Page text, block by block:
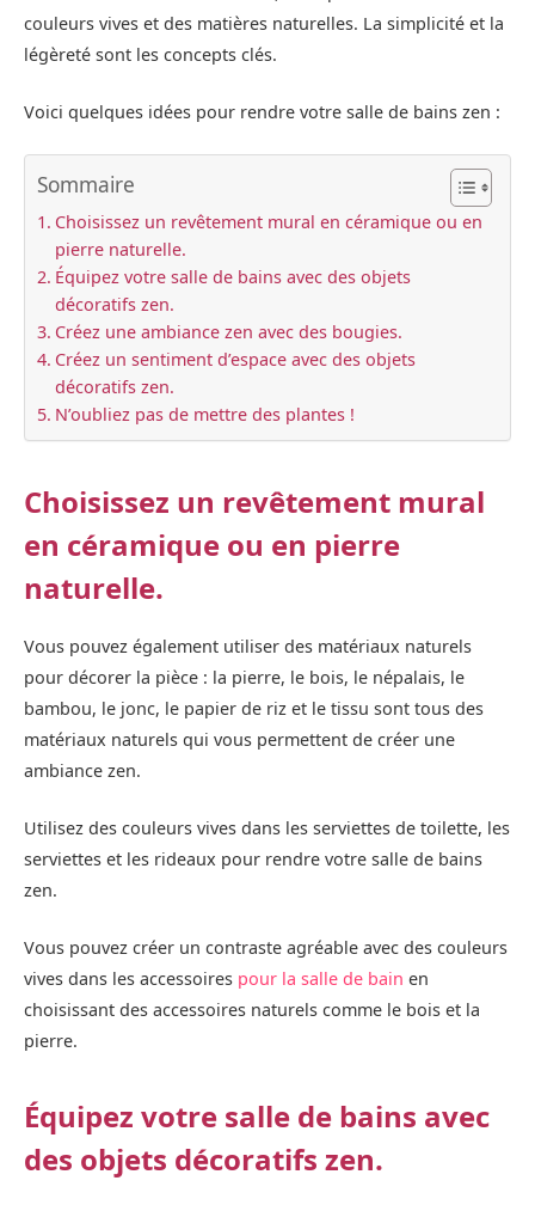
couleurs vives et des matières naturelles. La simplicité et la
légèreté sont les concepts clés.
Voici quelques idées pour rendre votre salle de bains zen :
Sommaire
Choisissez un revêtement mural en céramique ou en
pierre naturelle.
Équipez votre salle de bains avec des objets
décoratifs zen.
Créez une ambiance zen avec des bougies.
Créez un sentiment d’espace avec des objets
décoratifs zen.
N’oubliez pas de mettre des plantes !
Choisissez un revêtement mural
en céramique ou en pierre
naturelle.
Vous pouvez également utiliser des matériaux naturels
pour décorer la pièce : la pierre, le bois, le népalais, le
bambou, le jonc, le papier de riz et le tissu sont tous des
matériaux naturels qui vous permettent de créer une
ambiance zen.
Utilisez des couleurs vives dans les serviettes de toilette, les
serviettes et les rideaux pour rendre votre salle de bains
zen.
Vous pouvez créer un contraste agréable avec des couleurs
vives dans les accessoires pour la salle de bain en
choisissant des accessoires naturels comme le bois et la
pierre.
Équipez votre salle de bains avec
des objets décoratifs zen.